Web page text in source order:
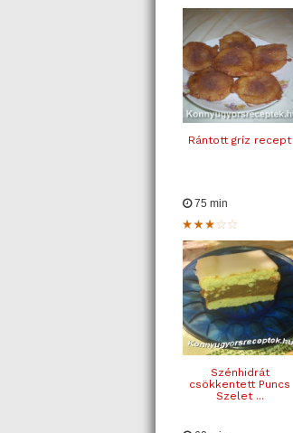
Rántott gríz recept
75 min
Szénhidrát
csökkentett Puncs
Szelet ...